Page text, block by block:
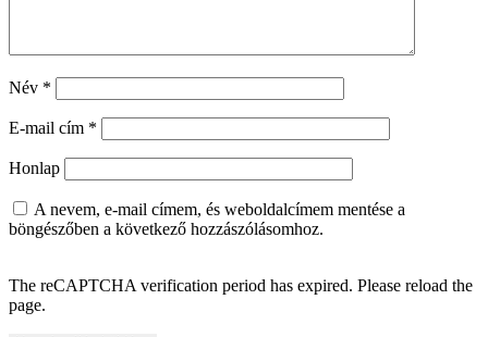
Név *
E-mail cím *
Honlap
A nevem, e-mail címem, és weboldalcímem mentése a
böngészőben a következő hozzászólásomhoz.
The reCAPTCHA verification period has expired. Please reload the
page.